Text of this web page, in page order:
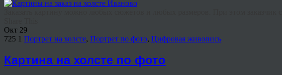
Окт 29
725 1 Портрет на холсте, Портрет по фото, Цифровая живопись
Картина на холсте по фото